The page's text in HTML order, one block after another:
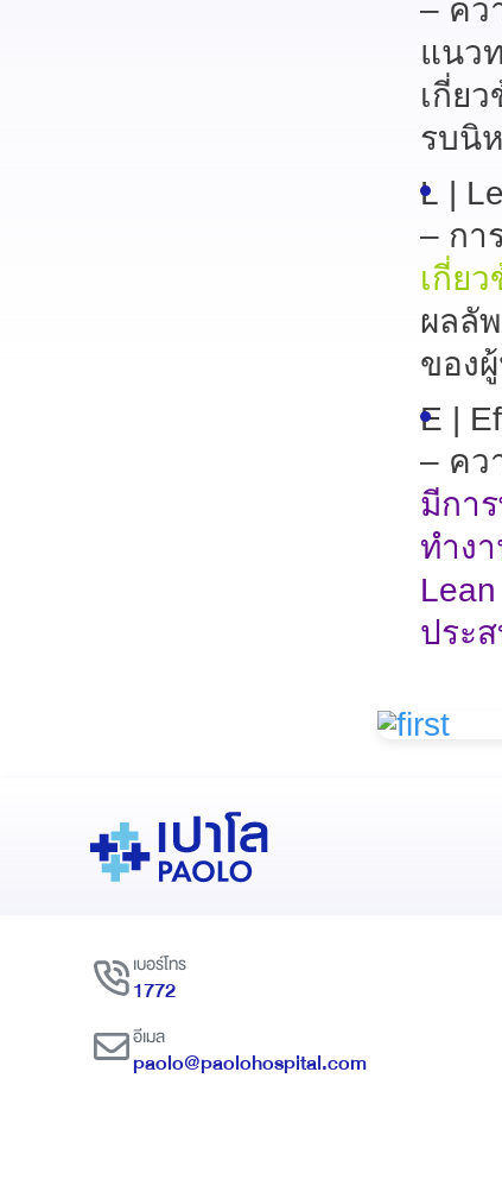
– คว
แนว
เกี่ย
รบนิ
L |
– กา
เกี่ยว
ผลลั
ของ
E |
– คว
มีกา
ทำง
ประ
เบอร์โทร
1772
อีเมล
paolo@paolohospital.com